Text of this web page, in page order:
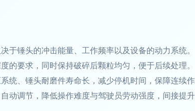
于锤头的冲击能量、工作频率以及设备的动力系统。
的要求，同时保持破碎后颗粒均匀，便于后续处理。
统、锤头耐磨件寿命长，减少停机时间，保障连续作
动调节，降低操作难度与驾驶员劳动强度，间接提升